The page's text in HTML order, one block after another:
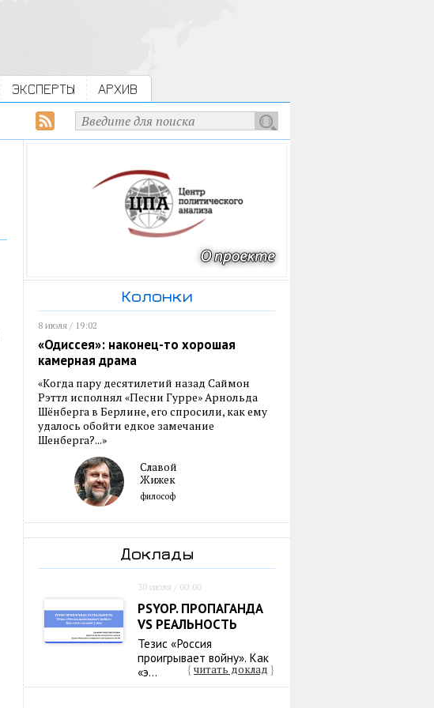
ЭКСПЕРТЫ АРХИВ
Колонки
8 июля / 19:02
«Одиссея»: наконец-то хорошая
камерная драма
«Когда пару десятилетий назад Саймон
Рэттл исполнял «Песни Гурре» Арнольда
Шёнберга в Берлине, его спросили, как ему
удалось обойти едкое замечание
Шенберга?...»
Славой
Жижек
философ
Доклады
30 июля / 00:00
PSYOP. ПРОПАГАНДА
VS РЕАЛЬНОСТЬ
Тезис «Россия
проигрывает войну». Как
«э...
{ читать доклад }